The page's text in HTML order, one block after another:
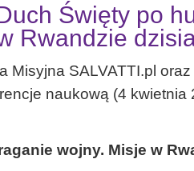
Święty po
Rwandzie
Misyjna SALVATTI.pl
naukową (4 kwietnia
wojny. Misje w